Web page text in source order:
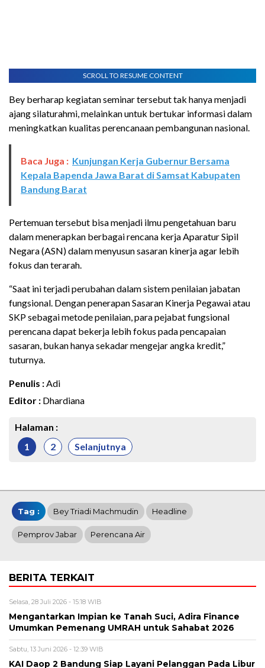
SCROLL TO RESUME CONTENT
Bey berharap kegiatan seminar tersebut tak hanya menjadi
ajang silaturahmi, melainkan untuk bertukar informasi dalam
meningkatkan kualitas perencanaan pembangunan nasional.
Baca Juga : Kunjungan Kerja Gubernur Bersama
Kepala Bapenda Jawa Barat di Samsat Kabupaten
Bandung Barat
Pertemuan tersebut bisa menjadi ilmu pengetahuan baru
dalam menerapkan berbagai rencana kerja Aparatur Sipil
Negara (ASN) dalam menyusun sasaran kinerja agar lebih
fokus dan terarah.
“Saat ini terjadi perubahan dalam sistem penilaian jabatan
fungsional. Dengan penerapan Sasaran Kinerja Pegawai atau
SKP sebagai metode penilaian, para pejabat fungsional
perencana dapat bekerja lebih fokus pada pencapaian
sasaran, bukan hanya sekadar mengejar angka kredit,”
tuturnya.
Penulis : Adi
Editor : Dhardiana
Halaman :
1
2 Selanjutnya
Tag : Bey Triadi Machmudin Headline
Pemprov Jabar Perencana Air
BERITA TERKAIT
Selasa, 28 Juli 2026 - 15:18 WIB
Mengantarkan Impian ke Tanah Suci, Adira Finance
Umumkan Pemenang UMRAH untuk Sahabat 2026
Sabtu, 13 Juni 2026 - 12:39 WIB
KAI Daop 2 Bandung Siap Layani Pelanggan Pada Libur